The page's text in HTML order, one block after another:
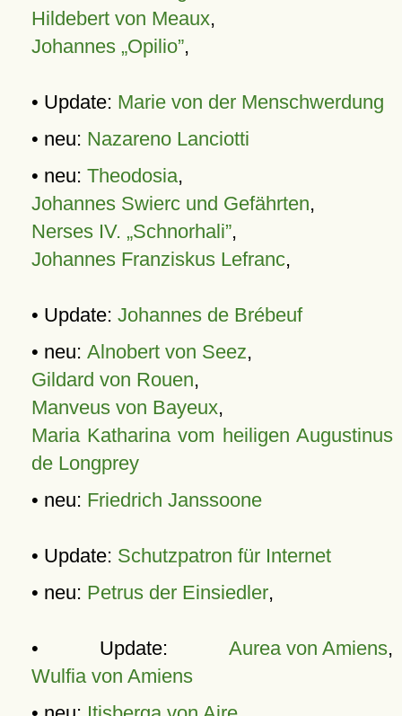
Hildebert von Meaux,
Johannes „Opilio”,
• Update: Marie von der Menschwerdung
• neu: Nazareno Lanciotti
• neu: Theodosia,
Johannes Swierc und Gefährten,
Nerses IV. „Schnorhali”,
Johannes Franziskus Lefranc,
• Update: Johannes de Brébeuf
• neu: Alnobert von Seez,
Gildard von Rouen,
Manveus von Bayeux,
Maria Katharina vom heiligen Augustinus
de Longprey
• neu: Friedrich Janssoone
• Update: Schutzpatron für Internet
• neu: Petrus der Einsiedler,
• Update: Aurea von Amiens,
Wulfia von Amiens